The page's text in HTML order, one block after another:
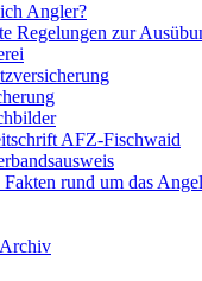
Angler?
Regelungen zur
AFZ-Fischwaid
rund um das